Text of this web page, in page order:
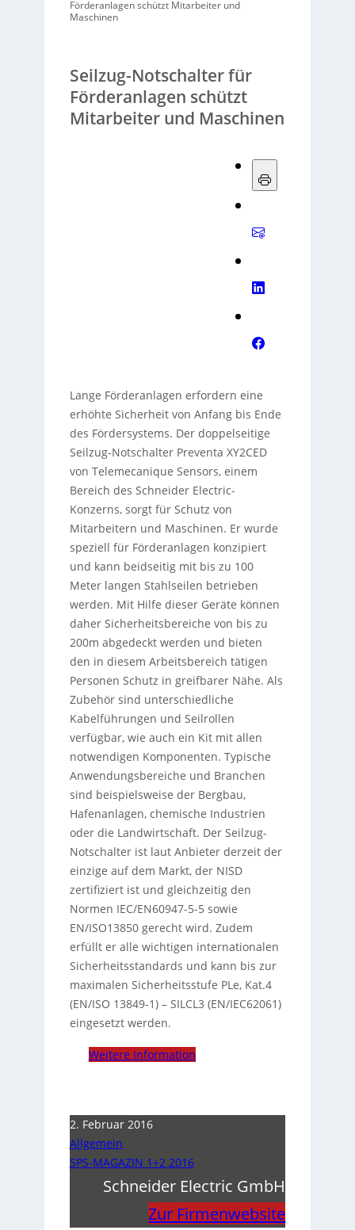
Förderanlagen schützt Mitarbeiter und
Maschinen
Seilzug-Notschalter für
Förderanlagen schützt
Mitarbeiter und Maschinen
Lange Förderanlagen erfordern eine
erhöhte Sicherheit von Anfang bis Ende
des Fördersystems. Der doppelseitige
Seilzug-Notschalter Preventa XY2CED
von Telemecanique Sensors, einem
Bereich des Schneider Electric-
Konzerns, sorgt für Schutz von
Mitarbeitern und Maschinen. Er wurde
speziell für Förderanlagen konzipiert
und kann beidseitig mit bis zu 100
Meter langen Stahlseilen betrieben
werden. Mit Hilfe dieser Geräte können
daher Sicherheitsbereiche von bis zu
200m abgedeckt werden und bieten
den in diesem Arbeitsbereich tätigen
Personen Schutz in greifbarer Nähe. Als
Zubehör sind unterschiedliche
Kabelführungen und Seilrollen
verfügbar, wie auch ein Kit mit allen
notwendigen Komponenten. Typische
Anwendungsbereiche und Branchen
sind beispielsweise der Bergbau,
Hafenanlagen, chemische Industrien
oder die Landwirtschaft. Der Seilzug-
Notschalter ist laut Anbieter derzeit der
einzige auf dem Markt, der NISD
zertifiziert ist und gleichzeitig den
Normen IEC/EN60947-5-5 sowie
EN/ISO13850 gerecht wird. Zudem
erfüllt er alle wichtigen internationalen
Sicherheitsstandards und kann bis zur
maximalen Sicherheitsstufe PLe, Kat.4
(EN/ISO 13849-1) – SILCL3 (EN/IEC62061)
eingesetzt werden.
Weitere Information
2. Februar 2016
Allgemein
SPS-MAGAZIN 1+2 2016
Schneider Electric GmbH
Zur Firmenwebsite